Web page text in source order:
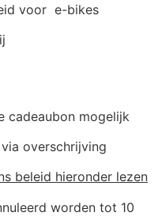
voor e-bikes
cadeaubon mogelijk
overschrijving
beleid hieronder lezen
worden tot 10